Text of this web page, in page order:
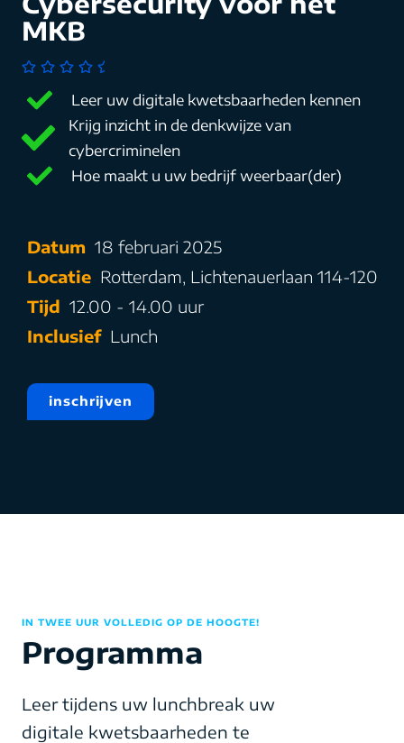
MKB
Leer uw digitale kwetsbaarheden kennen
Krijg inzicht in de denkwijze van
cybercriminelen
Hoe maakt u uw bedrijf weerbaar(der)
Datum18 februari 2025
LocatieRotterdam, Lichtenauerlaan 114-120
Tijd 12.00 - 14.00 uur
InclusiefLunch
inschrijven
IN TWEE UUR VOLLEDIG OP DE HOOGTE!
Programma
Leer tijdens uw lunchbreak uw
digitale kwetsbaarheden te